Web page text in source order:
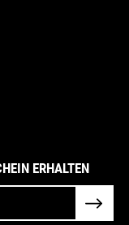
ERHALTEN